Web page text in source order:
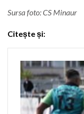
Sursa foto: CS Minaur
Citește și: